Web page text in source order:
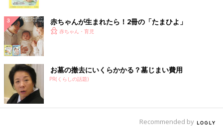
赤ちゃんが生まれたら！2冊の「たまひよ」
赤ちゃん・育児
お墓の撤去にいくらかかる？墓じまい費用
PR(くらしの話題)
Recommended by